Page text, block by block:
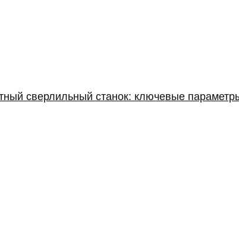
сверлильный станок: ключевые